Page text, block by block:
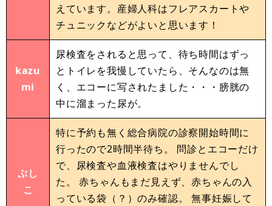
えています。産婦人科はフレアスカートや
チュニックなどがよいと思います！
kazu
mi
尿検査をされると思って、待ち時間はずっ
とトイレを我慢していたら、そんなのは無
く、エコーに写されたました・・・膀胱の
中に溜まった尿が。
ぷし
こ
特に予約も無く総合病院の診察開始時間に
行ったので2時間半待ち。 問診とエコーだけ
で、尿検査や血液検査はやりませんでし
た。 赤ちゃんもまだ見えず、赤ちゃんの入
っている袋（？）のみ確認。 無事妊娠して